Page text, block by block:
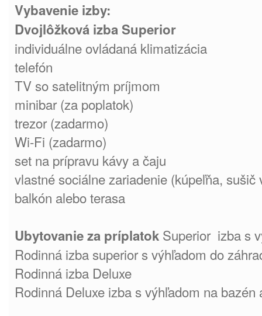
Vybavenie izby:
Dvojlôžková izba Superior
individuálne ovládaná klimatizácia
telefón
TV so satelitným príjmom
minibar (za poplatok)
trezor (zadarmo)
Wi-Fi (zadarmo)
set na prípravu kávy a čaju
vlastné sociálne zariadenie (kúpeľňa, sušič
balkón alebo terasa
Ubytovanie za príplatok Superior izba s
Rodinná izba superior s výhľadom do
Rodinná izba Deluxe
Rodinná Deluxe izba s výhľadom na bazén